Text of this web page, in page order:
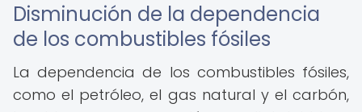
Disminución de la dependencia
de los combustibles fósiles
La dependencia de los combustibles fósiles,
como el petróleo, el gas natural y el carbón,